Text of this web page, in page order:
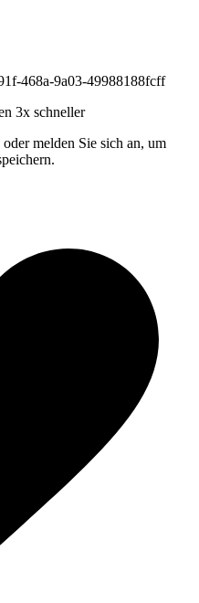
468a-9a03-49988188fcff
3x schneller
melden Sie sich an, um